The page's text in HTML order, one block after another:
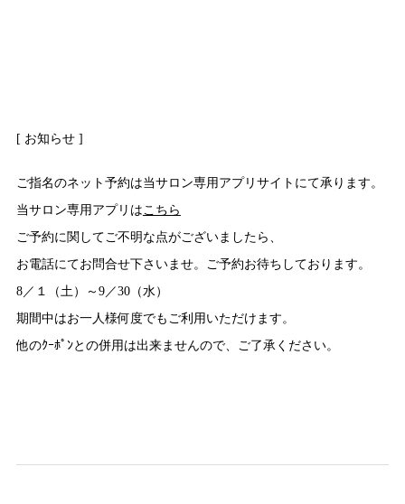
[ お知らせ ]
ご指名のネット予約は当サロン専用アプリサイトにて承ります。
当サロン専用アプリはこちら
ご予約に関してご不明な点がございましたら、
お電話にてお問合せ下さいませ。ご予約お待ちしております。
8／１（土）～9／30（水）
期間中はお一人様何度でもご利用いただけます。
他のｸｰﾎﾟﾝとの併用は出来ませんので、ご了承ください。